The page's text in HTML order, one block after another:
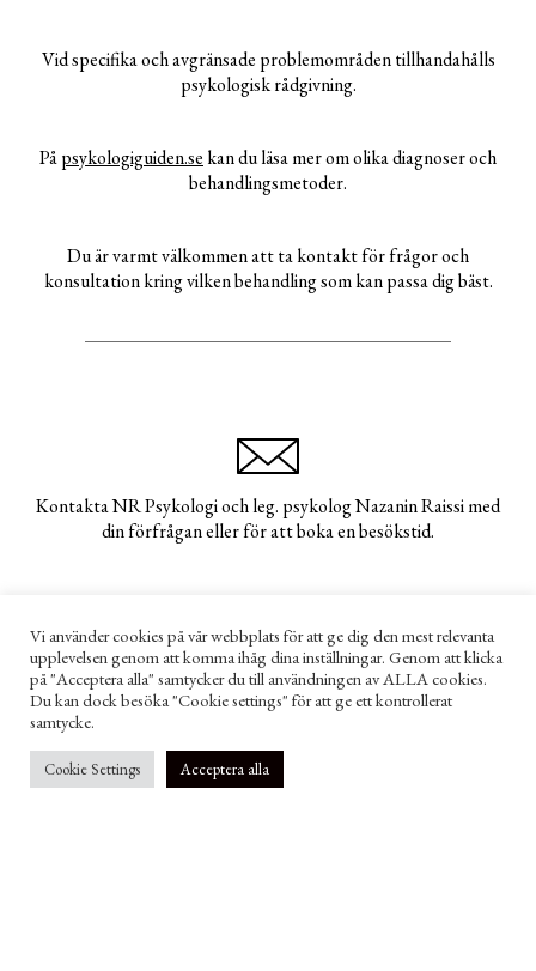
Vid specifika och avgränsade problemområden tillhandahålls
psykologisk rådgivning.
Påpsykologiguiden.se kan du läsa mer om olika diagnoser och
behandlingsmetoder.
Du är varmt välkommen att ta kontakt för frågor och
konsultation kring vilken behandling som kan passa dig bäst.
Kontakta NR Psykologi och leg. psykolog Nazanin Raissi med
din förfrågan eller för att boka en besökstid.
Kontakt
Vi använder cookies på vår webbplats för att ge dig den mest relevanta
upplevelsen genom att komma ihåg dina inställningar. Genom att klicka
på "Acceptera alla" samtycker du till användningen av ALLA cookies.
Du kan dock besöka "Cookie settings" för att ge ett kontrollerat
samtycke.
Cookie Settings Acceptera alla